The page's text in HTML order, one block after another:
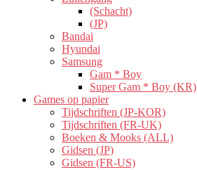
(Schacht)
(JP)
Bandai
Hyundai
Samsung
Gam * Boy
Super Gam * Boy (KR)
Games op papier
Tijdschriften (JP-KOR)
Tijdschriften (FR-UK)
Boeken & Mooks (ALL)
Gidsen (JP)
Gidsen (FR-US)